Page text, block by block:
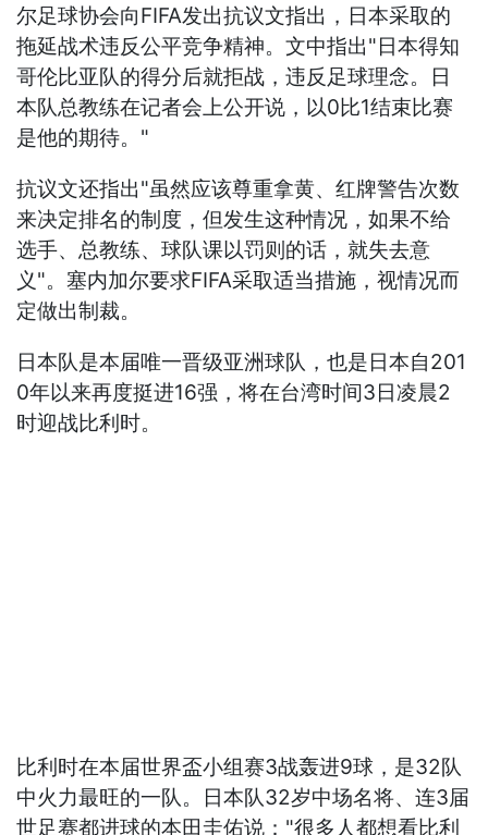
尔足球协会向FIFA发出抗议文指出，日本采取的
拖延战术违反公平竞争精神。文中指出"日本得知
哥伦比亚队的得分后就拒战，违反足球理念。日
本队总教练在记者会上公开说，以0比1结束比赛
是他的期待。"
抗议文还指出"虽然应该尊重拿黄、红牌警告次数
来决定排名的制度，但发生这种情况，如果不给
选手、总教练、球队课以罚则的话，就失去意
义"。塞内加尔要求FIFA采取适当措施，视情况而
定做出制裁。
日本队是本届唯一晋级亚洲球队，也是日本自201
0年以来再度挺进16强，将在台湾时间3日凌晨2
时迎战比利时。
比利时在本届世界盃小组赛3战轰进9球，是32队
中火力最旺的一队。日本队32岁中场名将、连3届
世足赛都进球的本田圭佑说："很多人都想看比利